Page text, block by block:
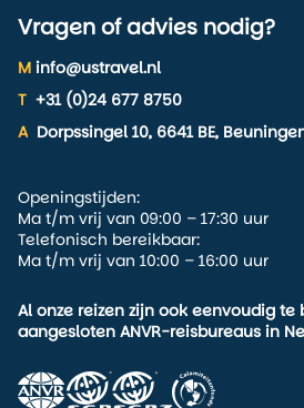
Vragen of advies nodig?
M info@ustravel.nl
T +31 (0)24 677 8750
A Dorpssingel 10, 6641 BE,
Openingstijden:
Ma t/m vrij van 09:00 – 17:30 uur
Telefonisch bereikbaar:
Ma t/m vrij van 10:00 – 16:00 uur
Al onze reizen zijn ook eenvoudig
aangesloten ANVR-reisbureaus in